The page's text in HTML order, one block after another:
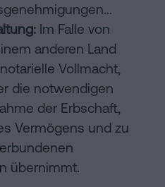
Im Falle von
anderen Land
Vollmacht,
die notwendigen
der Erbschaft,
Vermögens und zu
übernimmt.